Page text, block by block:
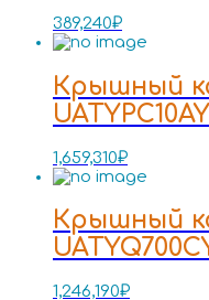
389,240₽
Крышный
1,659,310₽
Крышный
1,246,190₽